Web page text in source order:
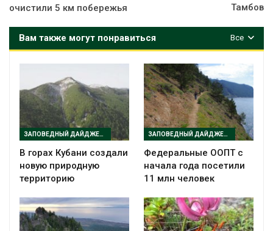
очистили 5 км побережья
Тамбов
Все
Вам также могут понравиться
ЗАПОВЕДНЫЙ ДАЙДЖЕСТ
В горах Кубани создали
новую природную
территорию
ЗАПОВЕДНЫЙ ДАЙДЖЕСТ
Федеральные ООПТ с
начала года посетили
11 млн человек